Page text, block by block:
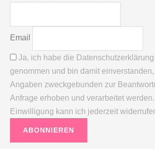
Email
Ja, ich habe die
genommen und bin damit
Angaben zweckgebunden zur
Anfrage erhoben und verarbeitet
Einwilligung kann ich jederzeit